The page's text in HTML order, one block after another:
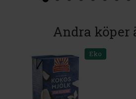
Andra köper
Eko